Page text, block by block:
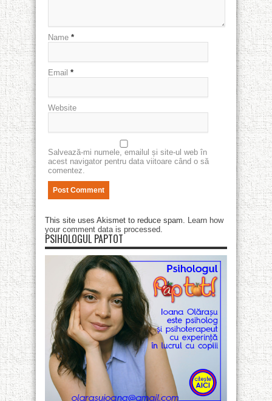
Name *
Email *
Website
Salvează-mi numele, emailul și site-ul web în
acest navigator pentru data viitoare când o să
comentez.
This site uses Akismet to reduce spam. Learn how
your comment data is processed.
PSIHOLOGUL PAPTOT